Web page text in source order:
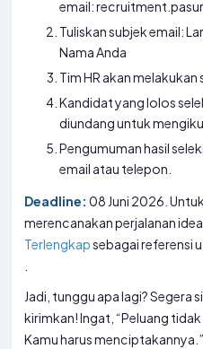
email:
Tuliskan subjek email:
Nama Anda
Tim HR akan melakukan
Kandidat yang lolos
diundang untuk
Pengumuman hasil
email atau telepon.
Deadline: 08 Juni 2026.
merencanakan perjalanan
Terlengkapsebagai referensi
Jadi, tunggu apa lagi? Segera
kirimkan! Ingat, “Peluang
Kamu harus